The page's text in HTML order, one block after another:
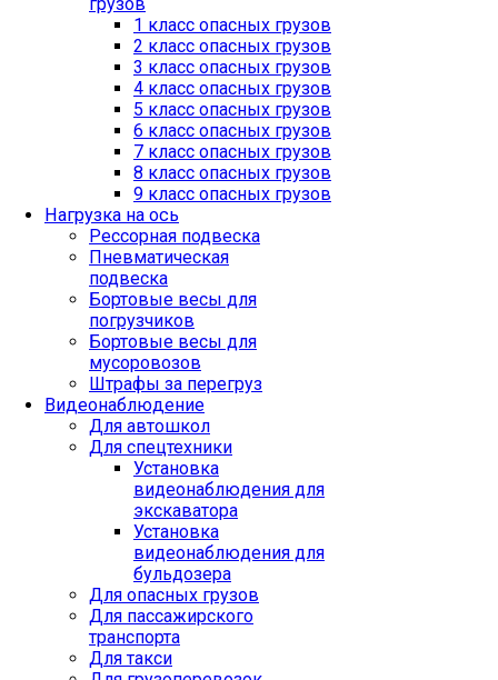
1 класс опасных грузов
2 класс опасных грузов
3 класс опасных грузов
4 класс опасных грузов
5 класс опасных грузов
6 класс опасных грузов
7 класс опасных грузов
8 класс опасных грузов
9 класс опасных грузов
Нагрузка на ось
Рессорная подвеска
Пневматическая
подвеска
Бортовые весы для
погрузчиков
Бортовые весы для
мусоровозов
Штрафы за перегруз
Видеонаблюдение
Для автошкол
Для спецтехники
Установка
видеонаблюдения для
экскаватора
Установка
видеонаблюдения для
бульдозера
Для опасных грузов
Для пассажирского
транспорта
Для такси